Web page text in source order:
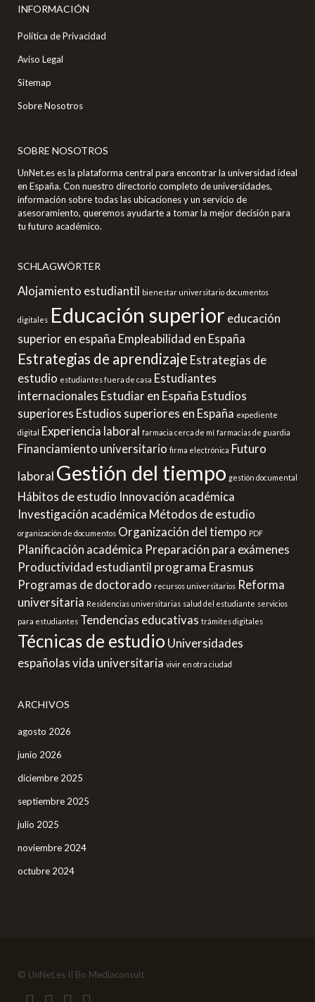
INFORMACIÓN
Política de Privacidad
Aviso Legal
Sitemap
Sobre Nosotros
SOBRE NOSOTROS
UnNet.es es la plataforma central para encontrar la universidad ideal
en España. Con nuestro directorio completo de universidades,
información sobre todas las ubicaciones y un servicio de
asesoramiento, queremos ayudarte a tomar la mejor decisión para
tu futuro académico.
SCHLAGWÖRTER
Alojamiento estudiantil bienestar universitario documentos
digitales Educación superior educación
superior en españa Empleabilidad en España
Estrategias de aprendizaje Estrategias de
estudio estudiantes fuera de casa Estudiantes
internacionales Estudiar en España Estudios
superiores Estudios superiores en España expediente
digital Experiencia laboral farmacia cerca de mí farmacias de guardia
Financiamiento universitario firma electrónica Futuro
laboral Gestión del tiempo gestión documental
Hábitos de estudio Innovación académica
Investigación académica Métodos de estudio
organización de documentos Organización del tiempo PDF
Planificación académica Preparación para exámenes
Productividad estudiantil programa Erasmus
Programas de doctorado recursos universitarios Reforma
universitaria Residencias universitarias salud del estudiante servicios
para estudiantes Tendencias educativas trámites digitales
Técnicas de estudio Universidades
españolasvida universitaria vivir en otra ciudad
ARCHIVOS
agosto 2026
junio 2026
diciembre 2025
septiembre 2025
julio 2025
noviembre 2024
octubre 2024
© UnNet.es II Bo Mediaconsult